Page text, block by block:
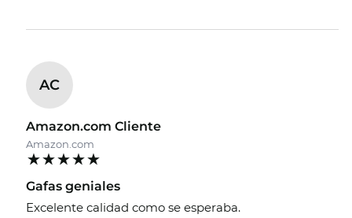
AC
Amazon.com Cliente
Amazon.com
Gafas geniales
Excelente calidad como se esperaba.